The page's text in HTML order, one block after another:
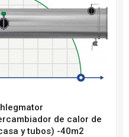
de calor de
y tubos) -40m2